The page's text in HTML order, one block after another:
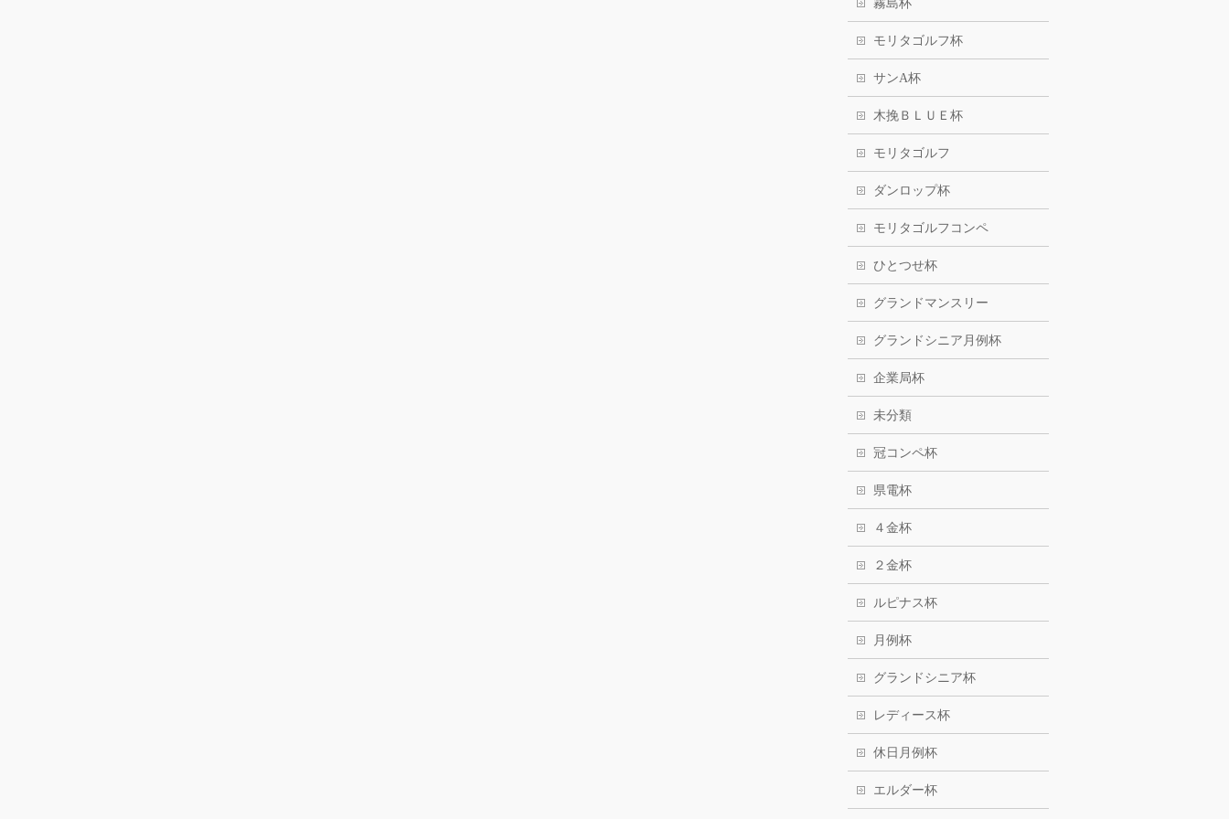
霧島杯
モリタゴルフ杯
サンA杯
木挽ＢＬＵＥ杯
モリタゴルフ
ダンロップ杯
モリタゴルフコンペ
ひとつせ杯
グランドマンスリー
グランドシニア月例杯
企業局杯
未分類
冠コンペ杯
県電杯
４金杯
２金杯
ルピナス杯
月例杯
グランドシニア杯
レディース杯
休日月例杯
エルダー杯